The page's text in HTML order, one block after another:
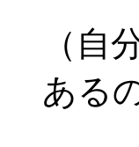
（自
ある